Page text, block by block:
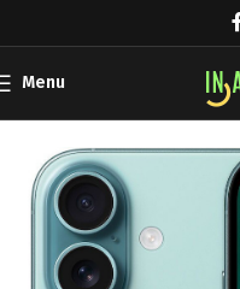
Menu
Συσκευές